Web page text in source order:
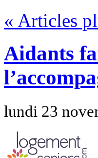
« Articles
Aidants
lundi 23